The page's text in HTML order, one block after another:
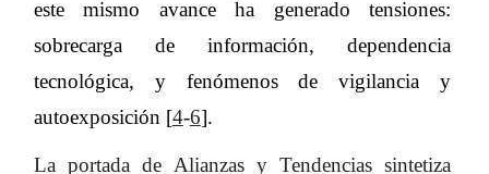
este mismo avance ha generado tensiones:
sobrecarga de información, dependencia
tecnológica, y fenómenos de vigilancia y
autoexposición [4-6].
La portada de Alianzas y Tendencias sintetiza